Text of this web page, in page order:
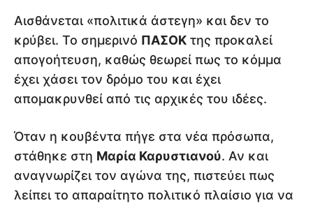
Αισθάνεται «πολιτικά άστεγη» και δεν το
κρύβει. Το σημερινό ΠΑΣΟΚ της προκαλεί
απογοήτευση, καθώς θεωρεί πως το κόμμα
έχει χάσει τον δρόμο του και έχει
απομακρυνθεί από τις αρχικές του ιδέες.
Όταν η κουβέντα πήγε στα νέα πρόσωπα,
στάθηκε στη Μαρία Καρυστιανού. Αν και
αναγνωρίζει τον αγώνα της, πιστεύει πως
λείπει το απαραίτητο πολιτικό πλαίσιο για να